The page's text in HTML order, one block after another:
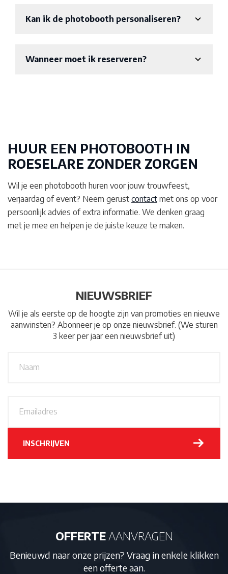
Kan ik de photobooth personaliseren?
Wanneer moet ik reserveren?
HUUR EEN PHOTOBOOTH IN
ROESELARE ZONDER ZORGEN
Wil je een photobooth huren voor jouw trouwfeest,
verjaardag of event? Neem gerust contact met ons op voor
persoonlijk advies of extra informatie. We denken graag
met je mee en helpen je de juiste keuze te maken.
NIEUWSBRIEF
Wil je als eerste op de hoogte zijn van promoties en nieuwe
aanwinsten? Abonneer je op onze nieuwsbrief. (We sturen
3 keer per jaar een nieuwsbrief uit)
i
d
*
INSCHRIJVEN
OFFERTEAANVRAGEN
Benieuwd naar onze prijzen? Vraag in enkele klikken
een offerte aan.